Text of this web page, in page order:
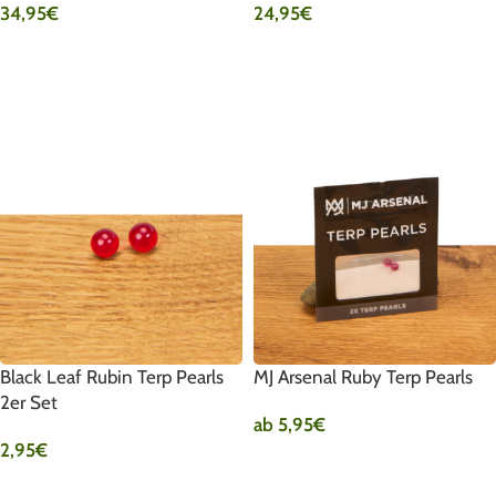
34,95€ 24,95€
Black Leaf Rubin Terp Pearls
2er Set
2,95€
MJ Arsenal Ruby Terp Pearls
ab 5,95€